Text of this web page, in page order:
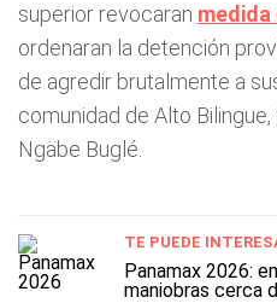
superior revocaran
ordenaran la detención
de agredir brutalmente a
comunidad de Alto
Ngäbe Buglé.
TE PUEDE
Panamax 2026:
maniobras cerca